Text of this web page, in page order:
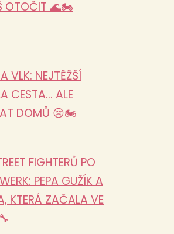
OTOČIT 🌊🏍️
VLK: NEJTĚŽŠÍ
CESTA… ALE
DOMŮ 😢🏍️
FIGHTERŮ PO
PEPA GUŽÍK A
KTERÁ ZAČALA VE